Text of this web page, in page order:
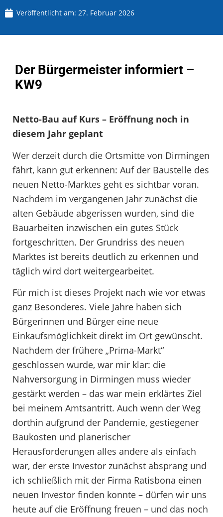
Veröffentlicht am: 27. Februar 2026
Der Bürgermeister informiert –
KW9
Netto-Bau auf Kurs – Eröffnung noch in
diesem Jahr geplant
Wer derzeit durch die Ortsmitte von Dirmingen
fährt, kann gut erkennen: Auf der Baustelle des
neuen Netto-Marktes geht es sichtbar voran.
Nachdem im vergangenen Jahr zunächst die
alten Gebäude abgerissen wurden, sind die
Bauarbeiten inzwischen ein gutes Stück
fortgeschritten. Der Grundriss des neuen
Marktes ist bereits deutlich zu erkennen und
täglich wird dort weitergearbeitet.
Für mich ist dieses Projekt nach wie vor etwas
ganz Besonderes. Viele Jahre haben sich
Bürgerinnen und Bürger eine neue
Einkaufsmöglichkeit direkt im Ort gewünscht.
Nachdem der frühere „Prima-Markt“
geschlossen wurde, war mir klar: die
Nahversorgung in Dirmingen muss wieder
gestärkt werden – das war mein erklärtes Ziel
bei meinem Amtsantritt. Auch wenn der Weg
dorthin aufgrund der Pandemie, gestiegener
Baukosten und planerischer
Herausforderungen alles andere als einfach
war, der erste Investor zunächst absprang und
ich schließlich mit der Firma Ratisbona einen
neuen Investor finden konnte – dürfen wir uns
heute auf die Eröffnung freuen – und das noch